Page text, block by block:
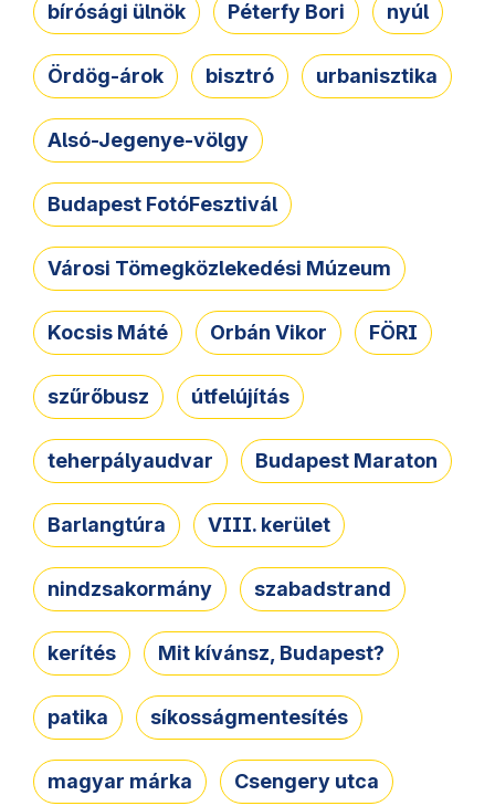
bírósági ülnök Péterfy Bori nyúl
Ördög-árok bisztró urbanisztika
Alsó-Jegenye-völgy
Budapest FotóFesztivál
Városi Tömegközlekedési Múzeum
Kocsis Máté Orbán Vikor FÖRI
szűrőbusz útfelújítás
teherpályaudvar Budapest Maraton
Barlangtúra VIII. kerület
nindzsakormány szabadstrand
kerítés Mit kívánsz, Budapest?
patika síkosságmentesítés
magyar márka Csengery utca